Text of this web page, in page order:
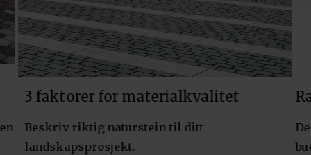
3 faktorer for materialkvalitet
Beskriv riktig naturstein til ditt
landskapsprosjekt.